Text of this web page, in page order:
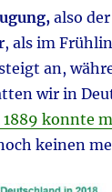
also
als im
an,
wir in
1889 konnte
keinen